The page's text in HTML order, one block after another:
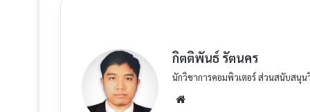
กิตติพันธ์ รัตนคร
นักวิชาการคอมพิวเตอร์ ส่วนสนับสนุน